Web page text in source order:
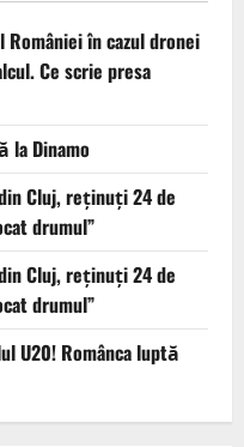
în cazul dronei
Ce scrie presa
la Dinamo
Cluj, reținuți 24 de
drumul”
Cluj, reținuți 24 de
drumul”
U20! Românca luptă